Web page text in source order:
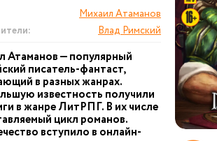
Михаил Атаманов
Влад Римский
Атаманов — популярный
писатель-фантаст,
в разных жанрах.
известность получили
в жанре ЛитРПГ. В их числе
цикл романов.
вступило в онлайн-